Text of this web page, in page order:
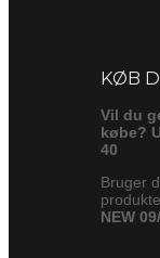
KØB
Vil du
købe?
40
Bruger
NEW